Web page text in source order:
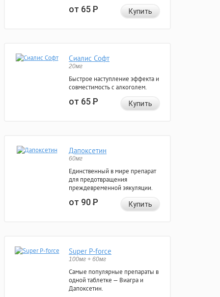
от 65Р Купить
Сиалис Софт
20мг
Быстрое наступление эффекта и
совместимость с алкоголем.
от 65Р Купить
Дапоксетин
60мг
Единственный в мире препарат
для предотвращения
преждевременной эякуляции.
от 90Р Купить
Super P-force
100мг + 60мг
Самые популярные препараты в
одной таблетке — Виагра и
Дапоксетин.